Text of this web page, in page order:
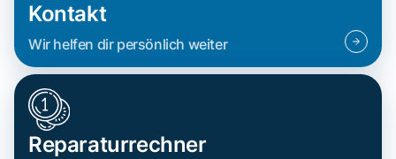
Kontakt
Wir helfen dir persönlich weiter
Reparaturrechner